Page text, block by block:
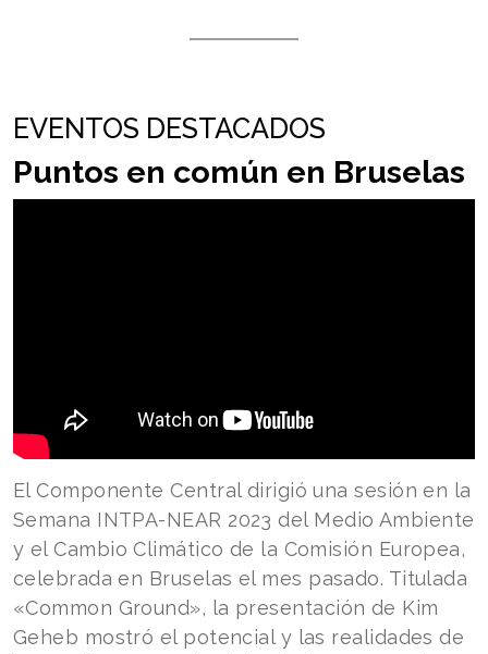
EVENTOS DESTACADOS
Puntos en común en Bruselas
El Componente Central dirigió una sesión en la
Semana INTPA-NEAR 2023 del Medio Ambiente
y el Cambio Climático de la Comisión Europea,
celebrada en Bruselas el mes pasado. Titulada
«Common Ground», la presentación de Kim
Geheb mostró el potencial y las realidades de